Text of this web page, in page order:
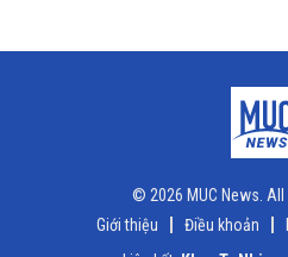
© 2026 MUC News. All
Giới thiệu
Điều khoản